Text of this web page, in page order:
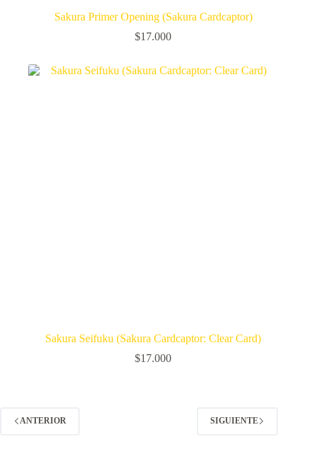
Sakura Primer Opening (Sakura Cardcaptor)
$17.000
Sakura Seifuku (Sakura Cardcaptor: Clear Card)
$17.000
ANTERIOR SIGUIENTE